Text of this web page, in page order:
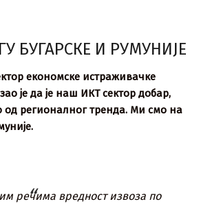
БУГАРСКЕ И РУМУНИЈЕ
економске истраживачке
је да је наш ИКТ сектор добар,
од регионалног тренда. Ми смо на
речима вредност извоза по